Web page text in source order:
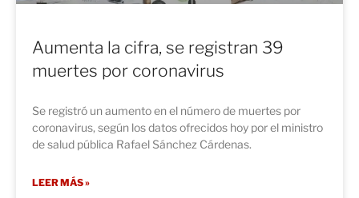
Aumenta la cifra, se registran 39
muertes por coronavirus
Se registró un aumento en el número de muertes por
coronavirus, según los datos ofrecidos hoy por el ministro
de salud pública Rafael Sánchez Cárdenas.
LEER MÁS »